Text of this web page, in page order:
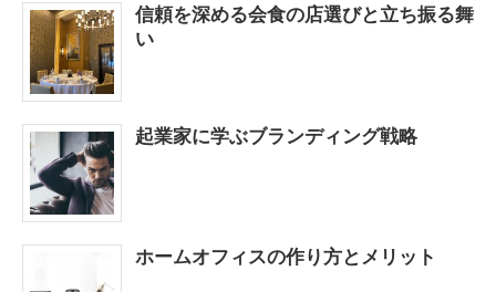
信頼を深める会食の店選びと立ち振る舞
い
起業家に学ぶブランディング戦略
ホームオフィスの作り方とメリット